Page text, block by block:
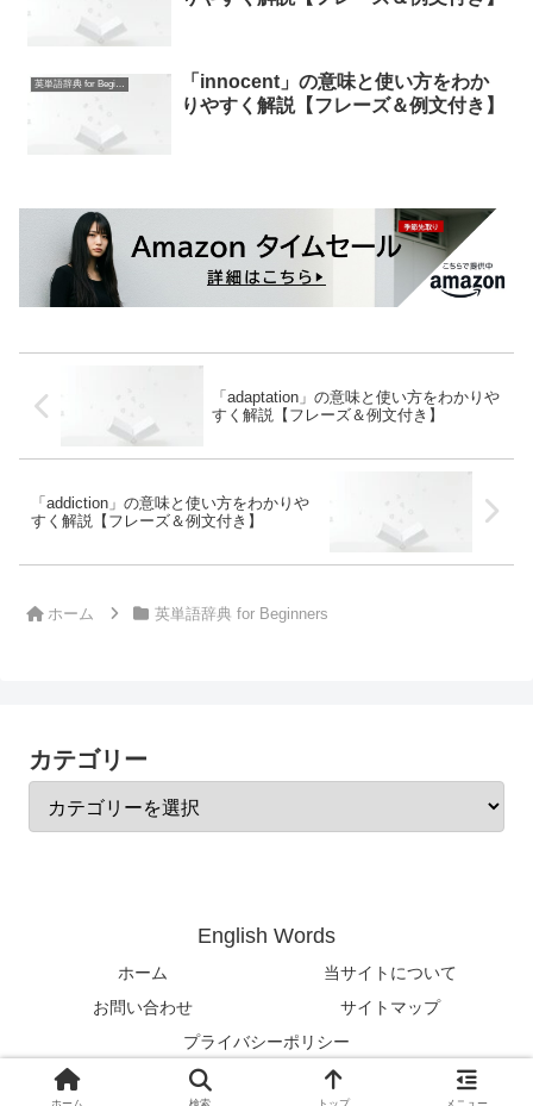
英単語辞典 for Beginners
「innocent」の意味と使い方をわか
りやすく解説【フレーズ＆例文付き】
「adaptation」の意味と使い方をわかりや
すく解説【フレーズ＆例文付き】
「addiction」の意味と使い方をわかりや
すく解説【フレーズ＆例文付き】
ホーム 英単語辞典 for Beginners
カテゴリー
English Words
ホーム
当サイトについて
お問い合わせ
サイトマップ
プライバシーポリシー
© 2024-2026 English Words.
ホーム 検索 トップ メニュー